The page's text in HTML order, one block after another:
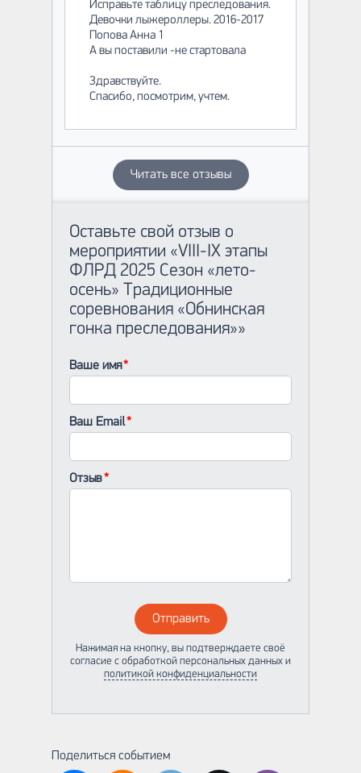
Исправьте таблицу преследования.
Девочки лыжероллеры. 2016-2017
Попова Анна 1
А вы поставили -не стартовала
Здравствуйте.
Спасибо, посмотрим, учтем.
Читать все отзывы
Оставьте свой отзыв о
мероприятии «VIII-IX этапы
ФЛРД 2025 Сезон «лето-
осень» Традиционные
соревнования «Обнинская
гонка преследования»»
Ваше имя
Ваш Email
Отзыв
Отправить
Нажимая на кнопку, вы подтверждаете своё
согласие с обработкой персональных данных и
политикой конфиденциальности
Поделиться событием